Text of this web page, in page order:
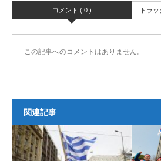
コメント ( 0 ) トラ
この記事へのコメントはありません。
関連記事